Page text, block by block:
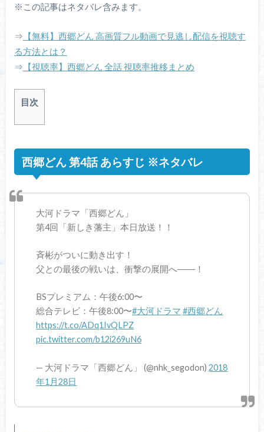
※この記事はネタバレ含みます。
⇒ 【無料】西郷どん 高画質フル動画で見逃し配信を視聴す
る方法とは？
⇒ 【視聴率】西郷どん 全話 視聴率推移まとめ
目次
西郷どん 第4話 あらすじ ※ネタバレ
大河ドラマ「西郷どん」
第4回「新しき藩主」本日放送！！
斉彬がついに動き出す！
父との最後の戦いは、衝撃の展開へ――！
BSプレミアム：午後6:00〜
総合テレビ：午後8:00〜#大河ドラマ #西郷どん
https://t.co/ADq1IvQLPZ
pic.twitter.com/b12i269uN6
— 大河ドラマ「西郷どん」 (@nhk_segodon)2018
年1月28日